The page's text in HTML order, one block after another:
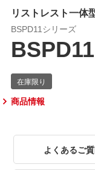
リストレスト一
BSPD11シリーズ
商品情報
よくあるご